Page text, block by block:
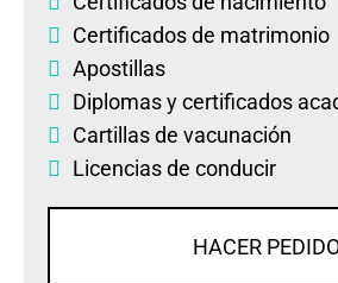
Certificados de matrimonio
Apostillas
Diplomasycertificados
Cartillas de vacunación
Licencias de conducir
HACER